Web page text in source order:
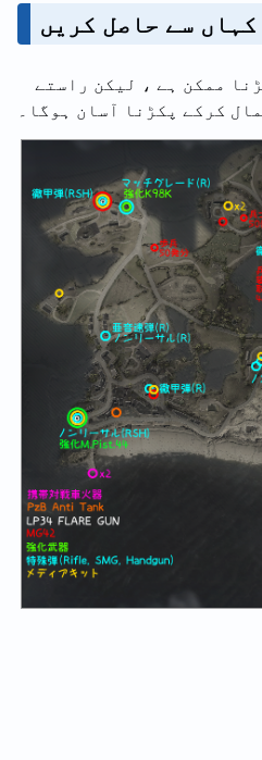
سے حاصل کریں
ممکن ہے ، لیکن راستے
کرکے پکڑنا آسان ہوگا۔